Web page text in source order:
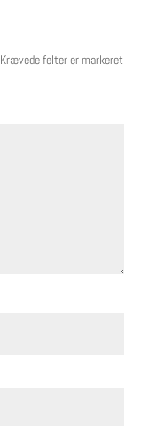
Krævede felter er markeret